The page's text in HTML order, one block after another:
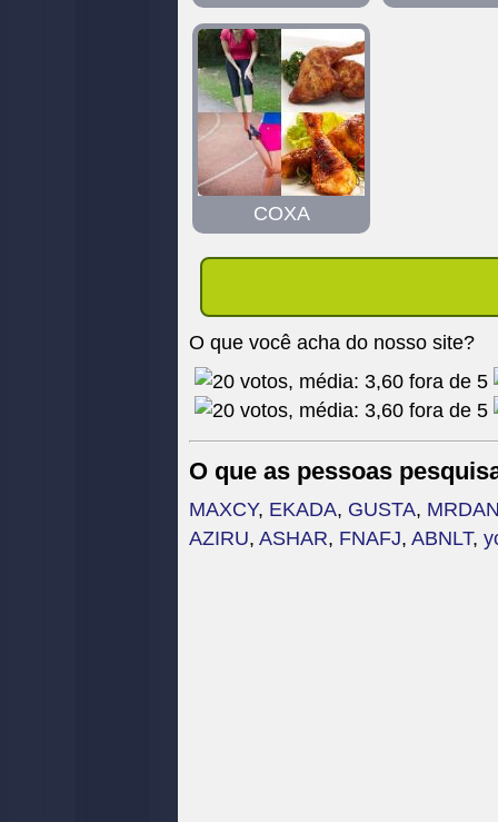
COXA
O que você acha do nosso site?
O que as pessoas
MAXCY, EKADA, GUSTA, MRDAN
AZIRU, ASHAR, FNAFJ, ABNLT,